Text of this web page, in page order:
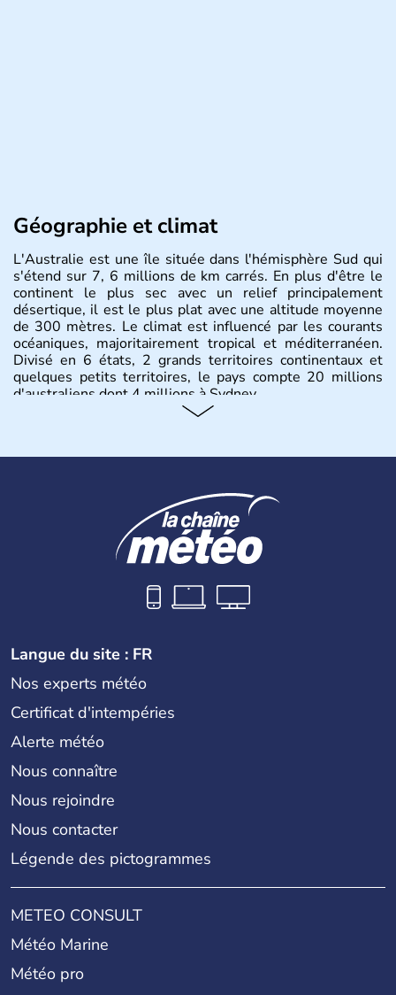
Géographie et climat
L'Australie est une île située dans l'hémisphère Sud qui
s'étend sur 7, 6 millions de km carrés. En plus d'être le
continent le plus sec avec un relief principalement
désertique, il est le plus plat avec une altitude moyenne
de 300 mètres. Le climat est influencé par les courants
océaniques, majoritairement tropical et méditerranéen.
Divisé en 6 états, 2 grands territoires continentaux et
quelques petits territoires, le pays compte 20 millions
d'australiens dont 4 millions à Sydney.
Les premiers aborigènes australiens sont arrivés il y a
humaines. Il faut attendre 1522 pour qu'un explorateur
portugais découvre le continent australien, puis les
années 1700 pour que l'île devienne une terre
d'émigration européenne. La Grande-Bretagne
revendique son appartenance le 26 janvier 1788,
désormais jour de la fête nationale australienne. Cette
monarchie constitutionnelle est encore placée sous le
Langue du site : FR
Nos experts météo
Certificat d'intempéries
Alerte météo
Nous connaître
Nous rejoindre
Nous contacter
Légende des pictogrammes
METEO CONSULT
Météo Marine
Météo pro